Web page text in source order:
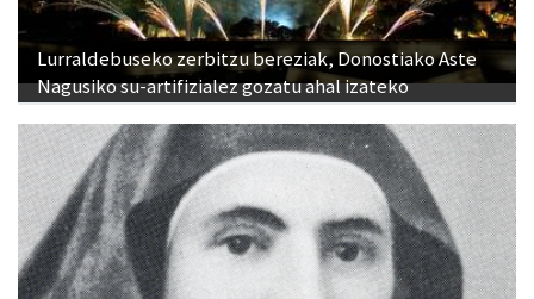
Lurraldebuseko zerbitzu bereziak, Donostiako Aste
Nagusiko su-artifizialez gozatu ahal izateko